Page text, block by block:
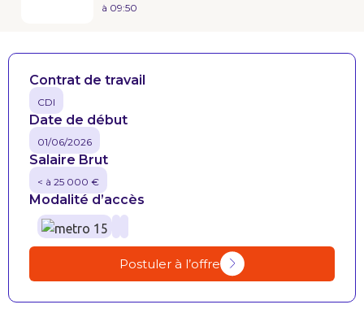
à 09:50
Contrat de travail
CDI
Date de début
01/06/2026
Salaire Brut
< à 25 000 €
Modalité d’accès
Postuler à l’offre